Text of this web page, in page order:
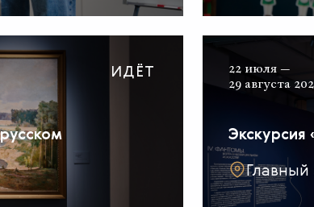
ИДЁТ
22 июля —
29 августа
Экскурсия
Главный